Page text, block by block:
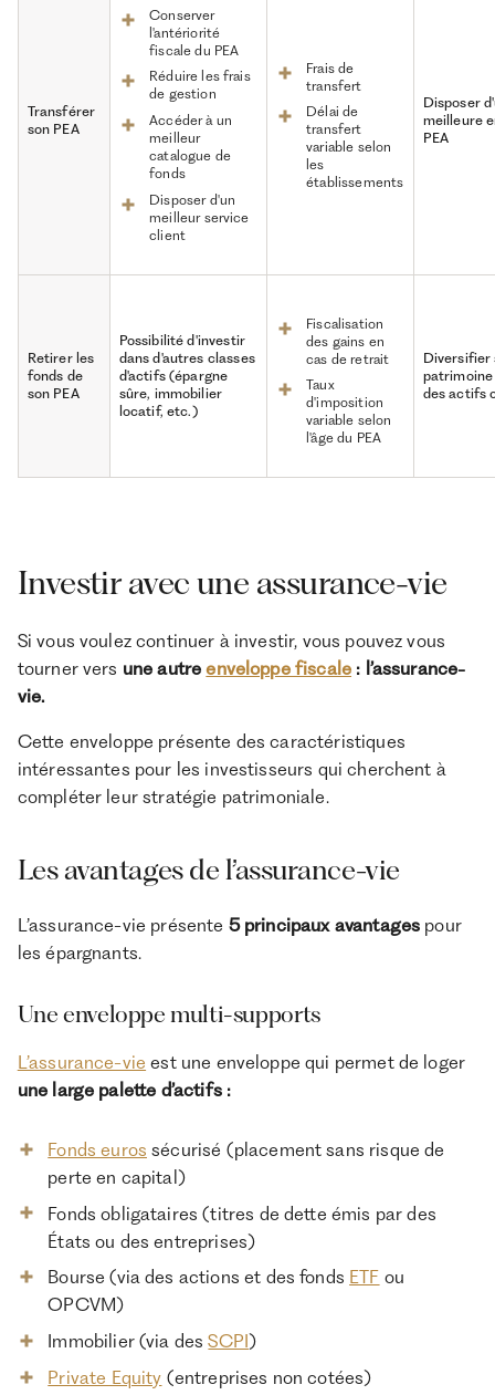
Transférer
son PEA
Conserver
l'antériorité
fiscale du PEA
Réduire les frais
de gestion
Accéder à un
meilleur
catalogue de
fonds
Disposer d'un
meilleur service
client
Frais de
transfert
Délai de
transfert
variable selon
les
établissements
Disposer
meilleure
PEA
Retirer les
fonds de
son PEA
Possibilité d'investir
dans d'autres classes
d'actifs (épargne
sûre, immobilier
locatif, etc.)
Fiscalisation
des gains en
cas de retrait
Taux
d'imposition
variable selon
l'âge du PEA
Diversifier
des actifs
Investir avec une assurance-vie
Si vous voulez continuer à investir, vous pouvez vous
tourner vers une autreenveloppe fiscale : l’assurance-
vie.
Cette enveloppe présente des caractéristiques
intéressantes pour les investisseurs qui cherchent à
compléter leur stratégie patrimoniale.
Les avantages de l’assurance-vie
L’assurance-vie présente 5 principaux avantages pour
les épargnants.
Une enveloppe multi-supports
L’assurance-vie est une enveloppe qui permet de loger
une large palette d’actifs :
Fonds euros sécurisé (placement sans risque de
perte en capital)
Fonds obligataires (titres de dette émis par des
États ou des entreprises)
Bourse (via des actions et des fonds ETF ou
OPCVM)
Immobilier (via desSCPI)
Private Equity (entreprises non cotées)